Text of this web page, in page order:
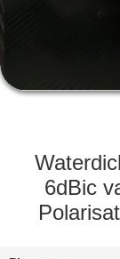
VIDEOS
VR-
SHOW
ONS6dBic